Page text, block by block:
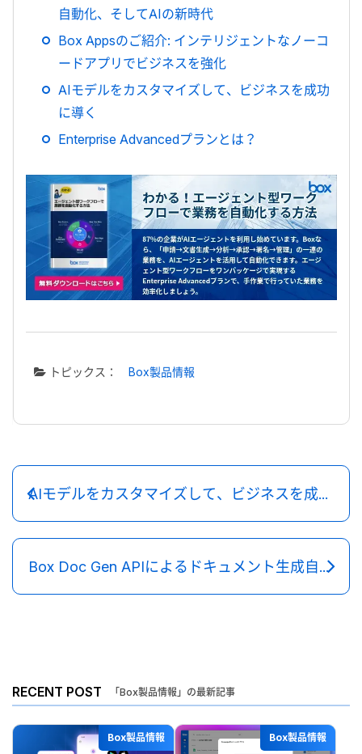
自動化、そしてAIの新時代
Box Appsのご紹介: インテリジェントなノーコ
ードアプリでビジネスを強化
AIモデルをカスタマイズして、ビジネスを成功
に導く
Enterprise Advancedプランとは？
トピックス： Box製品情報
AIモデルをカスタマイズして、ビジネスを成功に導く
Box Doc Gen APIによるドキュメント生成自動化の効率化に関するワークショップ
RECENT POST 「Box製品情報」の最新記事
Box製品情報 Box製品情報